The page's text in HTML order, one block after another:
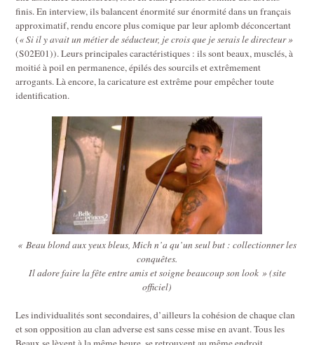
finis. En interview, ils balancent énormité sur énormité dans un français
approximatif, rendu encore plus comique par leur aplomb déconcertant
(« Si il y avait un métier de séducteur, je crois que je serais le directeur »
(S02E01)). Leurs principales caractéristiques : ils sont beaux, musclés, à
moitié à poil en permanence, épilés des sourcils et extrêmement
arrogants. Là encore, la caricature est extrême pour empêcher toute
identification.
« Beau blond aux yeux bleus, Mich n’a qu’un seul but : collectionner les
conquêtes.
Il adore faire la fête entre amis et soigne beaucoup son look» (site
officiel)
Les individualités sont secondaires, d’ailleurs la cohésion de chaque clan
et son opposition au clan adverse est sans cesse mise en avant. Tous les